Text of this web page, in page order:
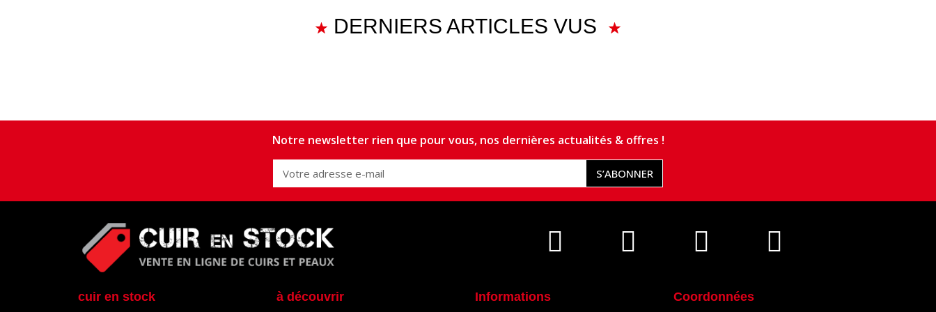
DERNIERS ARTICLES VUS
Notre newsletter rien que pour vous, nos dernières actualités & offres !
S’ABONNER
cuir en stock à découvrir Informations Coordonnées